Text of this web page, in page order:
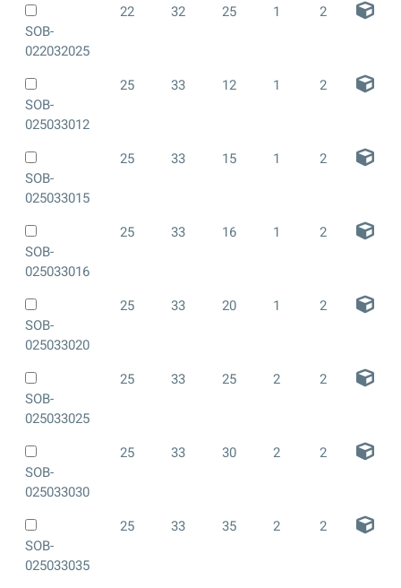
SOB-
022032025
22 32 25 1 2
SOB-
025033012
25 33 12 1 2
SOB-
025033015
25 33 15 1 2
SOB-
025033016
25 33 16 1 2
SOB-
025033020
25 33 20 1 2
SOB-
025033025
25 33 25 2 2
SOB-
025033030
25 33 30 2 2
SOB-
025033035
25 33 35 2 2